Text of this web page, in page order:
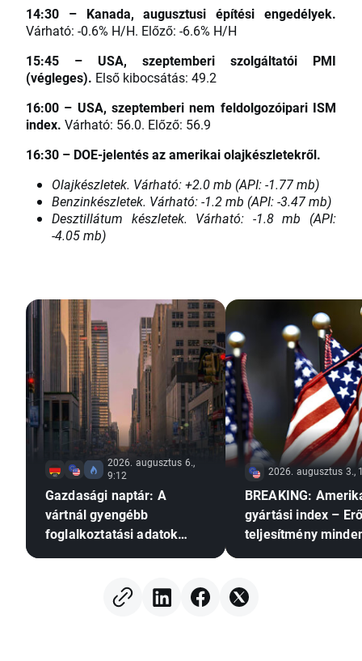
14:30 – Kanada, augusztusi építési engedélyek.
Várható: -0.6% H/H. Előző: -6.6% H/H
15:45 – USA, szeptemberi szolgáltatói PMI
(végleges). Első kibocsátás: 49.2
16:00 – USA, szeptemberi nem feldolgozóipari ISM
index. Várható: 56.0. Előző: 56.9
16:30 – DOE-jelentés az amerikai olajkészletekről.
Olajkészletek. Várható: +2.0 mb (API: -1.77 mb)
Benzinkészletek. Várható: -1.2 mb (API: -3.47 mb)
Desztillátum készletek. Várható: -1.8 mb (API:
-4.05 mb)
2026. augusztus 6.,
9:12
Gazdasági naptár: A
vártnál gyengébb
foglalkoztatási adatok
kamatemelésre?
2026. augusztus 3.,
BREAKING:
gyártási index –
teljesítmény